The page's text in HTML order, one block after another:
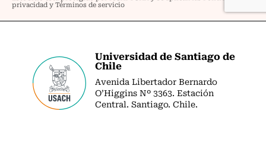
Universidad de Santiago de
Chile
Avenida Libertador Bernardo
O’Higgins Nº 3363. Estación
Central. Santiago. Chile.